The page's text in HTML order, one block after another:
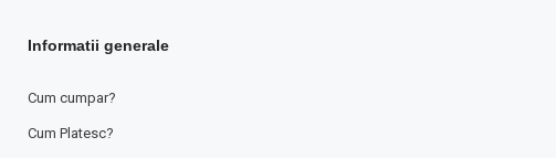
Informatii generale
Cum cumpar?
Cum Platesc?